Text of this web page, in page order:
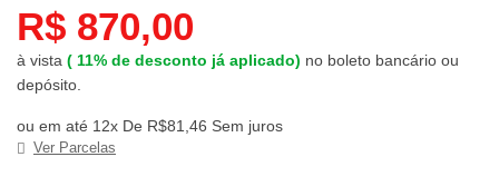
R$ 870,00
à vista ( 11% de desconto já aplicado) no boleto bancário ou
depósito.
ou em até 12x De R$81,46 Sem juros
Ver Parcelas